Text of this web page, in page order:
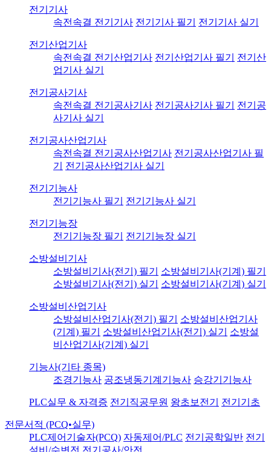
전기기사
속전속결 전기기사 전기기사 필기 전기기사 실기
전기산업기사
속전속결 전기산업기사 전기산업기사 필기
전기산
업기사 실기
전기공사기사
속전속결 전기공사기사 전기공사기사 필기
전기공
사기사 실기
전기공사산업기사
속전속결 전기공사산업기사 전기공사산업기사 필
기
전기공사산업기사 실기
전기기능사
전기기능사 필기
전기기능사 실기
전기기능장
전기기능장 필기
전기기능장 실기
소방설비기사
소방설비기사(전기) 필기
소방설비기사(기계) 필기
소방설비기사(전기) 실기
소방설비기사(기계) 실기
소방설비산업기사
소방설비산업기사(전기) 필기
소방설비산업기사
(기계) 필기
소방설비산업기사(전기) 실기
소방설
비산업기사(기계) 실기
기능사(기타 종목)
조경기능사 공조냉동기계기능사 승강기기능사
PLC실무 & 자격증 전기직공무원 왕초보전기 전기기초
전문서적 (PCQ•실무)
PLC제어기술자(PCQ) 자동제어/PLC 전기공학일반 전기